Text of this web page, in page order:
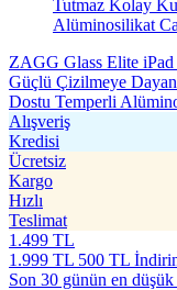
ZAGG Glass Elite
Güçlü Çizilmeye
Dostu Temperli
Alışveriş
Kredisi
Ücretsiz
Kargo
Hızlı
Teslimat
1.499 TL
1.999 TL 500 TL
Son 30 günün en düşük